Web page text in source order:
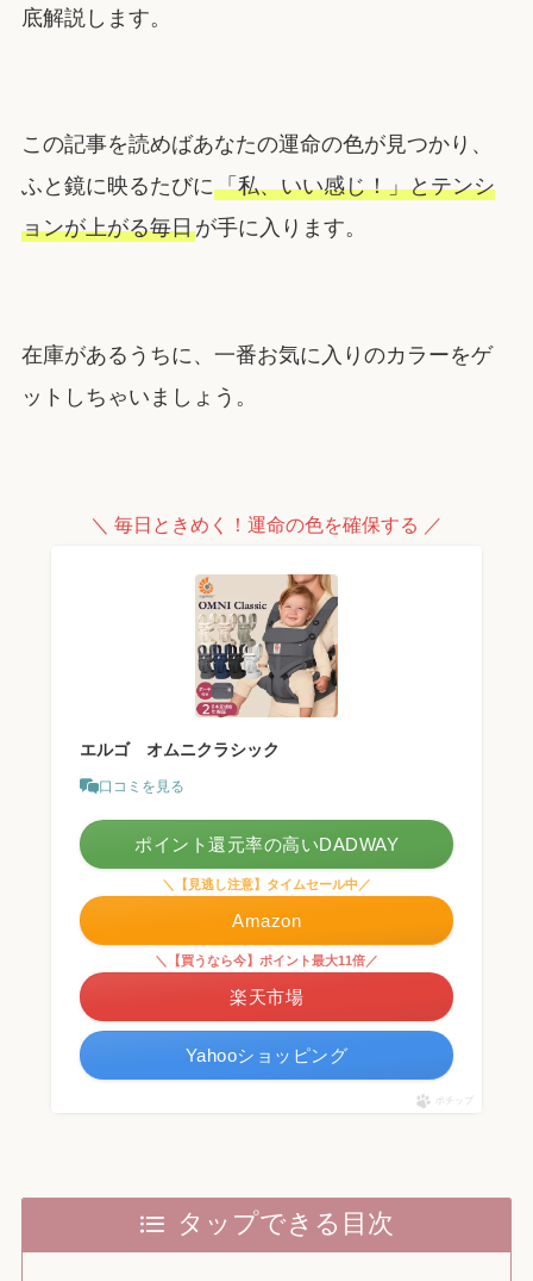
底解説します。
この記事を読めばあなたの運命の色が見つかり、
ふと鏡に映るたびに「私、いい感じ！」とテンシ
ョンが上がる毎日が手に入ります。
在庫があるうちに、一番お気に入りのカラーをゲ
ットしちゃいましょう。
＼ 毎日ときめく！運命の色を確保する ／
エルゴ オムニクラシック
口コミを見る
＼【見逃し注意】タイムセール中／
Amazon
＼【買うなら今】ポイント最大11倍／
楽天市場
Yahooショッピング
ポイント還元率の高いDADWAY
ポチップ
タップできる目次